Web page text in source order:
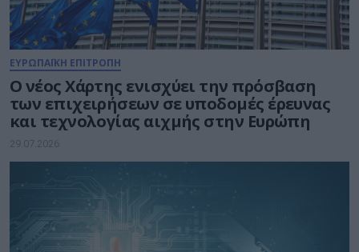
ΕΥΡΩΠΑΪΚΗ ΕΠΙΤΡΟΠΗ
Ο νέος Χάρτης ενισχύει την πρόσβαση
των επιχειρήσεων σε υποδομές έρευνας
και τεχνολογίας αιχμής στην Ευρώπη
29.07.2026